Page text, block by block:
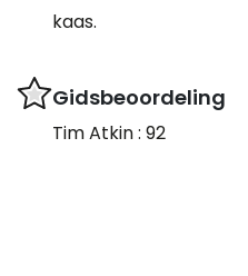
kaas.
Gidsbeoordeling
Tim Atkin : 92